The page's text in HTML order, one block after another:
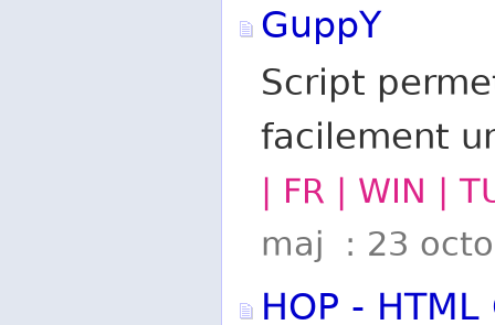
GuppY
Script
facilement
| FR | WIN |
maj : 23
HOP -